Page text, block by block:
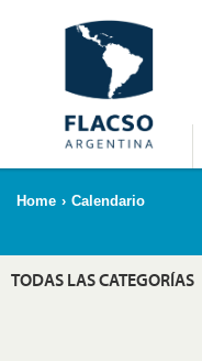
Home › Calendario
TODAS LAS CATEGORÍAS